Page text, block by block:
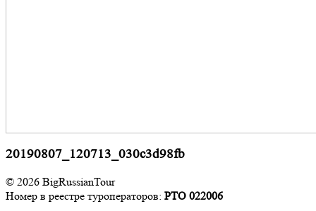
20190807_120713_030c3d98fb
© 2026 BigRussianTour
Номер в реестре туроператоров: РТО 022006